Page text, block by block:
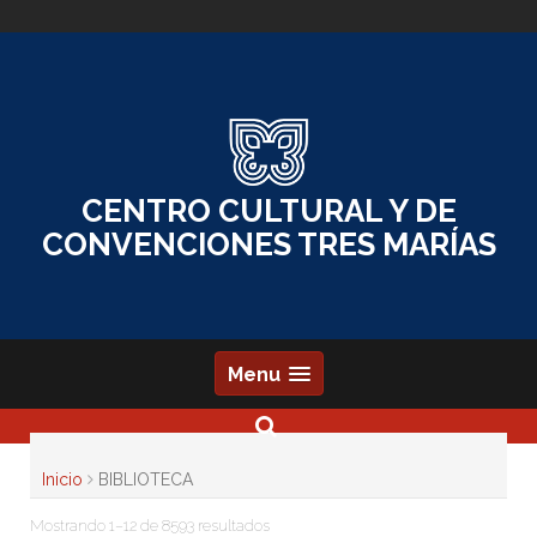
to
CENTRO CULTURAL Y DE
CONVENCIONES TRES MARÍAS
Menu
Inicio BIBLIOTECA
Mostrando 1–12 de 8593 resultados